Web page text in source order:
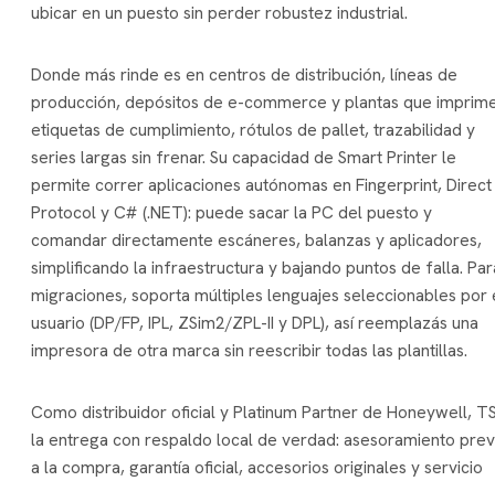
ubicar en un puesto sin perder robustez industrial.
Donde más rinde es en centros de distribución, líneas de
producción, depósitos de e-commerce y plantas que
etiquetas de cumplimiento, rótulos de pallet, trazabilidad y
series largas sin frenar. Su capacidad de Smart Printer le
permite correr aplicaciones autónomas en Fingerprint, Direct
Protocol y C# (.NET): puede sacar la PC del puesto y
comandar directamente escáneres, balanzas y aplicadores,
simplificando la infraestructura y bajando puntos de falla.
migraciones, soporta múltiples lenguajes seleccionables por
usuario (DP/FP, IPL, ZSim2/ZPL-II y DPL), así reemplazás una
impresora de otra marca sin reescribir todas las plantillas.
Como distribuidor oficial y Platinum Partner de Honeywell,
la entrega con respaldo local de verdad: asesoramiento
a la compra, garantía oficial, accesorios originales y servicio